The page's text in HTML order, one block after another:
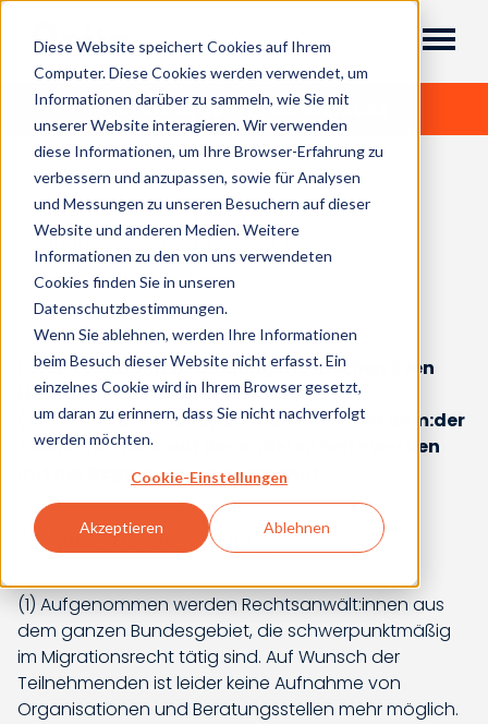
Diese Website speichert Cookies auf Ihrem
Computer. Diese Cookies werden verwendet, um
Informationen darüber zu sammeln, wie Sie mit
unserer Website interagieren. Wir verwenden
diese Informationen, um Ihre Browser-Erfahrung zu
verbessern und anzupassen, sowie für Analysen
und Messungen zu unseren Besuchern auf dieser
Website und anderen Medien. Weitere
Informationen zu den von uns verwendeten
Cookies finden Sie in unseren
Datenschutzbestimmungen.
Wenn Sie ablehnen, werden Ihre Informationen
beim Besuch dieser Website nicht erfasst. Ein
einzelnes Cookie wird in Ihrem Browser gesetzt,
um daran zu erinnern, dass Sie nicht nachverfolgt
werden möchten.
Cookie-Einstellungen
Akzeptieren Ablehnen
Bis zu 20 % Preisnachlass
Teilnahmebedingungen zur
Anwaltsdatenbank
Diese Teilnahmebedingungen zwischen Sven
Hasse und Christop von Planta
(Anwaltsdatenbank) auf der einen und dem:der
Teilnehmenden auf der anderen Seite werden
mit der Registrierung anerkannt.
§ 1 Anmeldeberechtigung
(1) Aufgenommen werden Rechtsanwält:innen aus
dem ganzen Bundesgebiet, die schwerpunktmäßig
im Migrationsrecht tätig sind. Auf Wunsch der
Teilnehmenden ist leider keine Aufnahme von
Organisationen und Beratungsstellen mehr möglich.